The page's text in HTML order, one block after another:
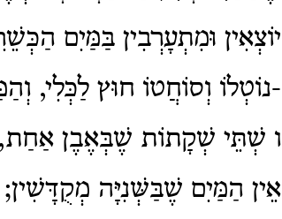
יוֹצְאִין וּמִתְעָרְבִין בַּמַּיִם
-נוֹטְלוֹ וְסוֹחֲטוֹ חוּץ לַכְּלִי,
ו שְׁתֵּי שְׁקָתוֹת שֶׁבְּאֶבֶן
אֵין הַמַּיִם שֶׁבַּשְּׁנִיָּה מְקֻדָּשִׁין;